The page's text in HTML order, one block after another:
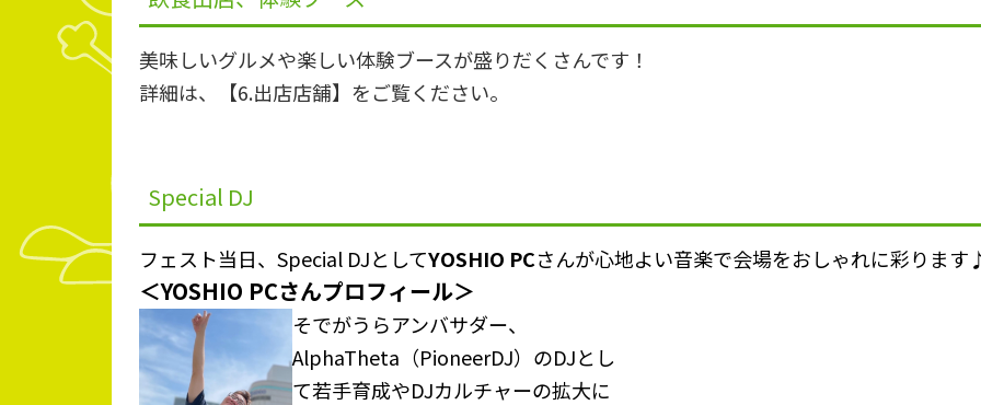
美味しいグルメや楽しい体験ブースが盛りだくさんです！
詳細は、【6.出店店舗】をご覧ください。
Special DJ
フェスト当日、Special DJとしてYOSHIO PCさんが心地よい音楽で会場をおしゃれに彩りま
＜YOSHIO PCさんプロフィール＞
そでがうらアンバサダー、
AlphaTheta（PioneerDJ）のDJとし
て若手育成やDJカルチャーの拡大に